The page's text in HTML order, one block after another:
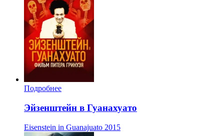
Подробнее
Эйзенштейн в Гуанахуато
Eisenstein in Guanajuato 2015